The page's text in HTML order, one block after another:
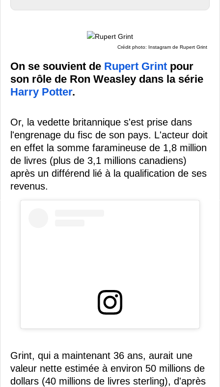
Crédit photo: Instagram de Rupert Grint
On se souvient de Rupert Grint pour
son rôle de Ron Weasley dans la série
Harry Potter.
Or, la vedette britannique s'est prise dans
l'engrenage du fisc de son pays. L'acteur doit
en effet la somme faramineuse de 1,8 million
de livres (plus de 3,1 millions canadiens)
après un différend lié à la qualification de ses
revenus.
Grint, qui a maintenant 36 ans, aurait une
valeur nette estimée à environ 50 millions de
dollars (40 millions de livres sterling), d'après